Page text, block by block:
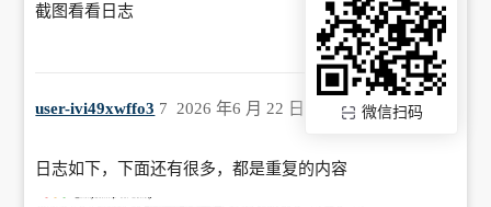
微信扫码
截图看看日志
user-ivi49xwffo3 2026 年6 月 22 日 10:04
7
日志如下，下面还有很多，都是重复的内容